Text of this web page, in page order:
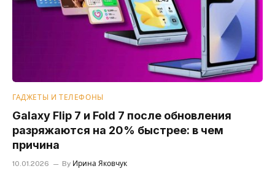
ГАДЖЕТЫ И ТЕЛЕФОНЫ
Galaxy Flip 7 и Fold 7 после обновления
разряжаются на 20% быстрее: в чем
причина
10.01.2026 By Ирина Яковчук